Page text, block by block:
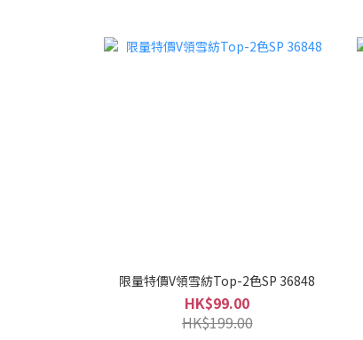
限量特價V領雪紡Top-2色SP 36848
HK$99.00
HK$199.00